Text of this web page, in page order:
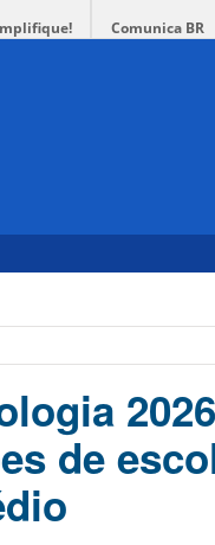
Comunica BR
de